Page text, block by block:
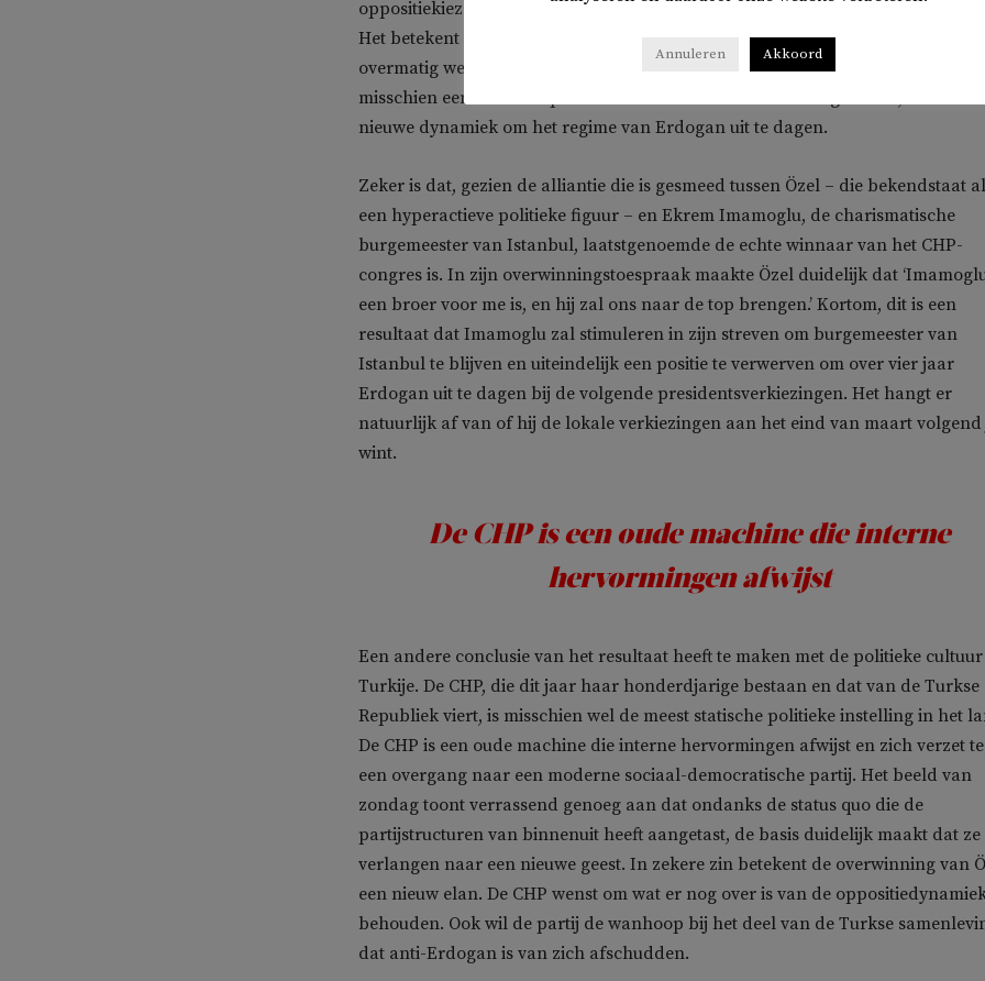
oppositiekiezers. De verkiezing van Özel wordt daarom gezien als een
Het betekent echter niet per se een ‘verandering’ – een woord dat maandenlang
overmatig werd gebruikt binnen de CHP-kringen. Wel is de wisseling van de
misschien een eerste stap die kan leiden tot een verandering in visie, tactiek
nieuwe dynamiek om het regime van Erdogan uit te dagen.
Zeker is dat, gezien de alliantie die is gesmeed tussen Özel – die bekendstaat
een hyperactieve politieke figuur – en Ekrem Imamoglu, de charismatische
burgemeester van Istanbul, laatstgenoemde de echte winnaar van het CHP-
congres is. In zijn overwinningstoespraak maakte Özel duidelijk dat
een broer voor me is, en hij zal ons naar de top brengen.’ Kortom, dit is een
resultaat dat Imamoglu zal stimuleren in zijn streven om burgemeester van
Istanbul te blijven en uiteindelijk een positie te verwerven om over vier jaar
Erdogan uit te dagen bij de volgende presidentsverkiezingen. Het hangt er
natuurlijk af van of hij de lokale verkiezingen aan het eind van maart
wint.
De CHP is een oude machine die interne
hervormingen afwijst
Een andere conclusie van het resultaat heeft te maken met de politieke
Turkije. De CHP, die dit jaar haar honderdjarige bestaan en dat van de Turkse
Republiek viert, is misschien wel de meest statische politieke instelling in het
De CHP is een oude machine die interne hervormingen afwijst en zich verzet
een overgang naar een moderne sociaal-democratische partij. Het beeld van
zondag toont verrassend genoeg aan dat ondanks de status quo die de
partijstructuren van binnenuit heeft aangetast, de basis duidelijk maakt dat ze
verlangen naar een nieuwe geest. In zekere zin betekent de overwinning van
een nieuw elan. De CHP wenst om wat er nog over is van de
behouden. Ook wil de partij de wanhoop bij het deel van de Turkse
dat anti-Erdogan is van zich afschudden.
Annuleren Akkoord